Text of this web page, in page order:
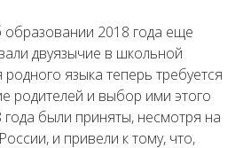
образовании 2018 года еще
двуязычие в школьной
родного языка теперь требуется
родителей и выбор ими этого
были приняты, несмотря на
и привели к тому, что,